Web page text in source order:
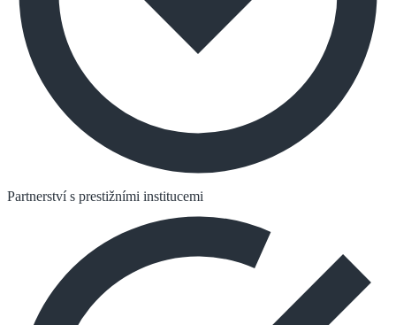
Partnerství s prestižními institucemi